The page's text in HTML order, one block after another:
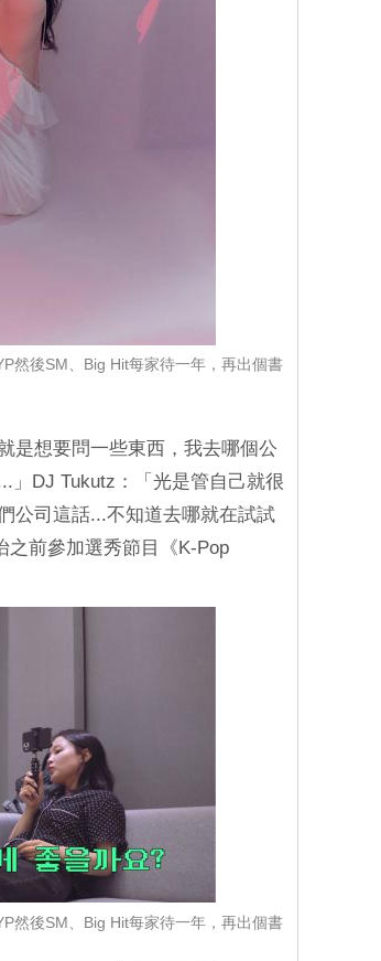
然後SM、Big Hit每家待一年，再出個書
是想要問一些東西，我去哪個公
」DJ Tukutz：「光是管自己就很
公司這話...不知道去哪就在試試
之前參加選秀節目《K-Pop
然後SM、Big Hit每家待一年，再出個書